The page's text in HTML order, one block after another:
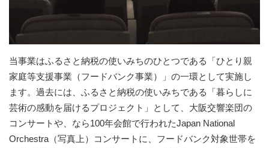
​当事業はふるさと納税の使いみちのひとつである「ひとり親
家庭等支援事業（フードバンク事業）」の一環として実施し
ます。過去には、ふるさと納税の使いみちである「暮らしに
芸術の感動を届けるプロジェクト」として、大阪交響楽団の
コンサートや、なら100年会館で行われたJapan National
Orchestra（写真上）コンサートに、フードバンク対象世帯を